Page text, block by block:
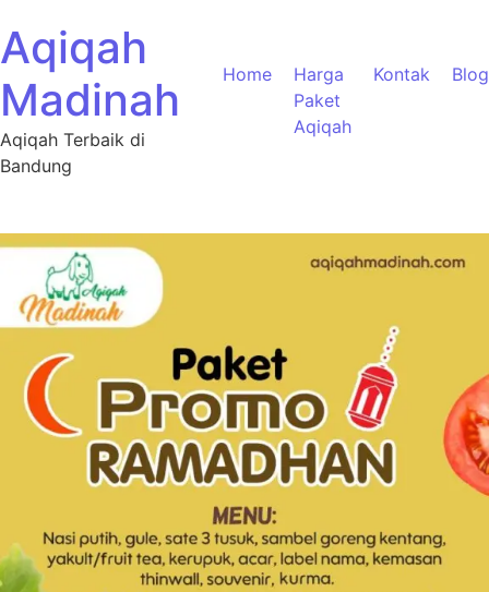
Aqiqah
Madinah
Aqiqah Terbaik di
Bandung
Home
Harga
Paket
Aqiqah
Kontak Blog